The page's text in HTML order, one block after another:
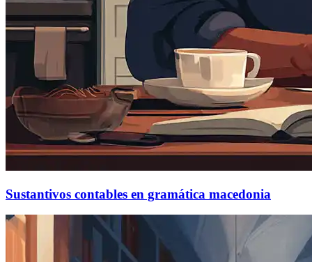
Sustantivos contables en gramática macedonia